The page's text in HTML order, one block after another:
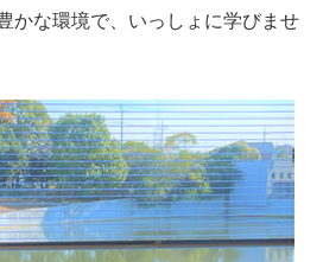
かな環境で、いっしょに学びませ